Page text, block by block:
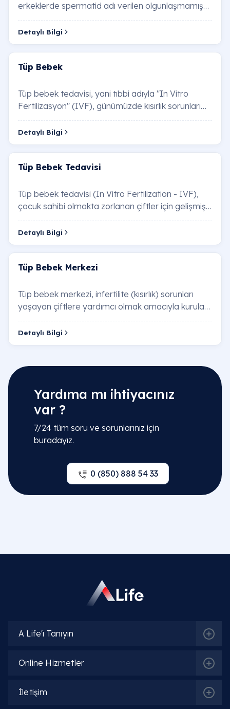
erkeklerde spermatid adı verilen olgunlaşmamış
sperm öncüllerinin (yuvarlak spermatid)
kullanılarak…
Detaylı Bilgi
Tüp Bebek
Tüp bebek tedavisi, yani tıbbi adıyla "In Vitro
Fertilizasyon" (IVF), günümüzde kısırlık sorunları
yaşayan çiftler için umut veren bir üreme…
Detaylı Bilgi
Tüp Bebek Tedavisi
Tüp bebek tedavisi (In Vitro Fertilization - IVF),
çocuk sahibi olmakta zorlanan çiftler için gelişmiş
bir yardımcı üreme tekniğidir. Bu yön…
Detaylı Bilgi
Tüp Bebek Merkezi
Tüp bebek merkezi, infertilite (kısırlık) sorunları
yaşayan çiftlere yardımcı olmak amacıyla kurulan
özel bir sağlık birimidir. Bu merkezler…
Detaylı Bilgi
Yardıma mı ihtiyacınız
var ?
7/24 tüm soru ve sorunlarınız için
buradayız.
0 (850) 888 54 33
A Life'ı Tanıyın
Online Hizmetler
İletişim